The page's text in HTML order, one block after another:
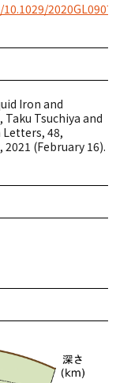
Iron and
Tsuchiya and
Letters, 48,
2021 (February 16).